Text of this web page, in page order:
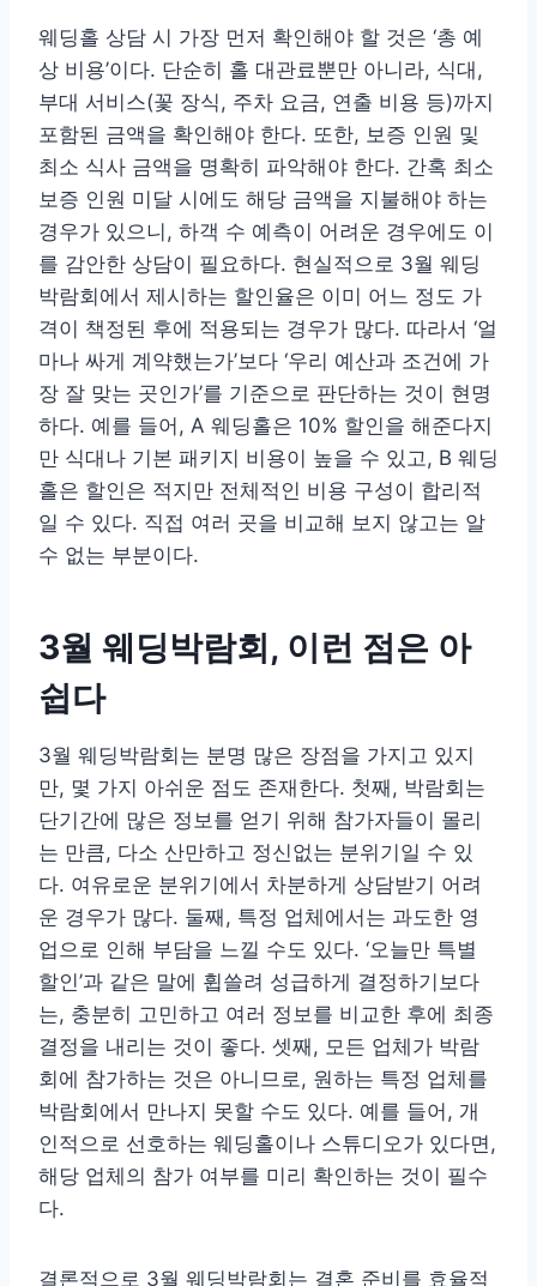
웨딩홀 상담 시 가장 먼저 확인해야 할 것은 ‘총 예
상 비용’이다. 단순히 홀 대관료뿐만 아니라, 식대,
부대 서비스(꽃 장식, 주차 요금, 연출 비용 등)까지
포함된 금액을 확인해야 한다. 또한, 보증 인원 및
최소 식사 금액을 명확히 파악해야 한다. 간혹 최소
보증 인원 미달 시에도 해당 금액을 지불해야 하는
경우가 있으니, 하객 수 예측이 어려운 경우에도 이
를 감안한 상담이 필요하다. 현실적으로 3월 웨딩
박람회에서 제시하는 할인율은 이미 어느 정도 가
격이 책정된 후에 적용되는 경우가 많다. 따라서 ‘얼
마나 싸게 계약했는가’보다 ‘우리 예산과 조건에 가
장 잘 맞는 곳인가’를 기준으로 판단하는 것이 현명
하다. 예를 들어, A 웨딩홀은 10% 할인을 해준다지
만 식대나 기본 패키지 비용이 높을 수 있고, B 웨딩
홀은 할인은 적지만 전체적인 비용 구성이 합리적
일 수 있다. 직접 여러 곳을 비교해 보지 않고는 알
수 없는 부분이다.
3월 웨딩박람회, 이런 점은 아
쉽다
3월 웨딩박람회는 분명 많은 장점을 가지고 있지
만, 몇 가지 아쉬운 점도 존재한다. 첫째, 박람회는
단기간에 많은 정보를 얻기 위해 참가자들이 몰리
는 만큼, 다소 산만하고 정신없는 분위기일 수 있
다. 여유로운 분위기에서 차분하게 상담받기 어려
운 경우가 많다. 둘째, 특정 업체에서는 과도한 영
업으로 인해 부담을 느낄 수도 있다. ‘오늘만 특별
할인’과 같은 말에 휩쓸려 성급하게 결정하기보다
는, 충분히 고민하고 여러 정보를 비교한 후에 최종
결정을 내리는 것이 좋다. 셋째, 모든 업체가 박람
회에 참가하는 것은 아니므로, 원하는 특정 업체를
박람회에서 만나지 못할 수도 있다. 예를 들어, 개
인적으로 선호하는 웨딩홀이나 스튜디오가 있다면,
해당 업체의 참가 여부를 미리 확인하는 것이 필수
다.
결론적으로 3월 웨딩박람회는 결혼 준비를 효율적